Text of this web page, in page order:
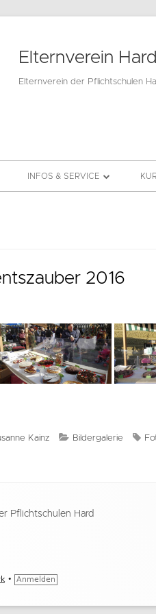
Elternverein Hard
Elternverein der Pflichtschulen
INFOS & SERVICE
2016
Kainz Kategorien
Bildergalerie
Pflichtschulen Hard
• Anmelden